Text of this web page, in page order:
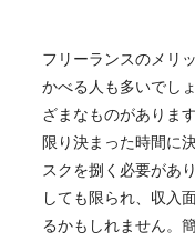
フリーランスのメリ
かべる人も多いでし
ざまなものがありま
限り決まった時間に
スクを捌く必要があ
しても限られ、収入
るかもしれません。